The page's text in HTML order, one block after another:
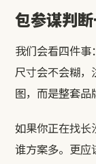
包参谋判
我们会看四件
尺寸会不会糊
图，而是整套品
如果你正在找长
谁方案多。更应